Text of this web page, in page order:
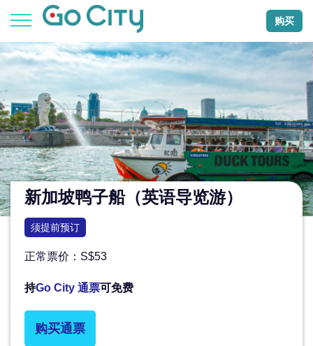
购买
新加坡鸭子船（英语导览游）
须提前预订
正常票价：S$53
持Go City 通票可免费
购买通票